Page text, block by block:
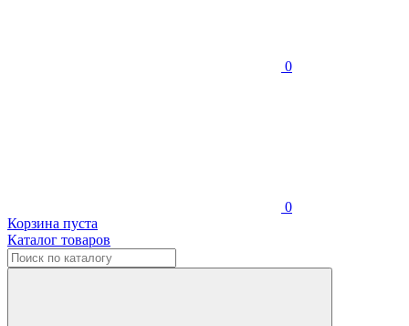
0
0
Корзина пуста
Каталог товаров